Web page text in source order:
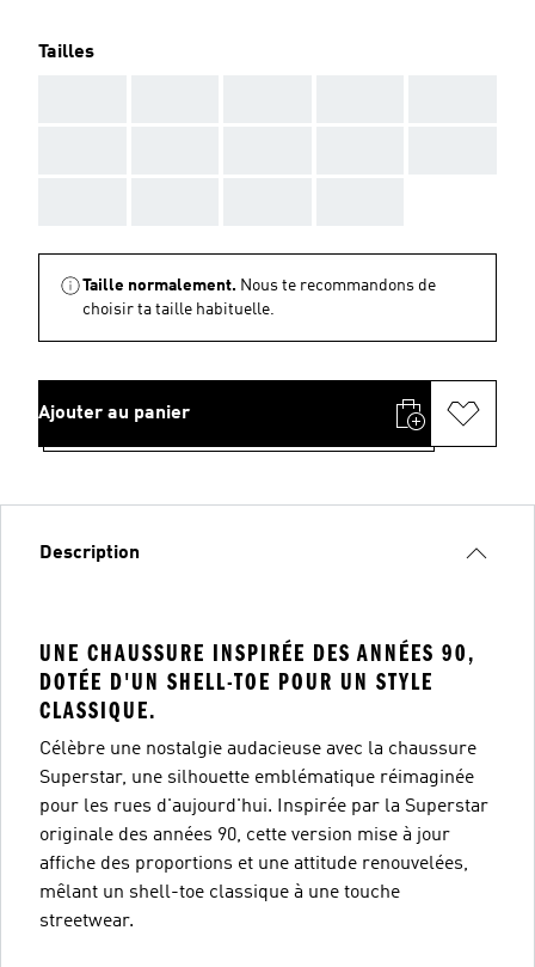
Tailles
Taille normalement. Nous te recommandons de
choisir ta taille habituelle.
Ajouter au panier
Description
UNE CHAUSSURE INSPIRÉE DES ANNÉES 90,
DOTÉE D'UN SHELL-TOE POUR UN STYLE
CLASSIQUE.
Célèbre une nostalgie audacieuse avec la chaussure
Superstar, une silhouette emblématique réimaginée
pour les rues d'aujourd'hui. Inspirée par la Superstar
originale des années 90, cette version mise à jour
affiche des proportions et une attitude renouvelées,
mêlant un shell-toe classique à une touche
streetwear.